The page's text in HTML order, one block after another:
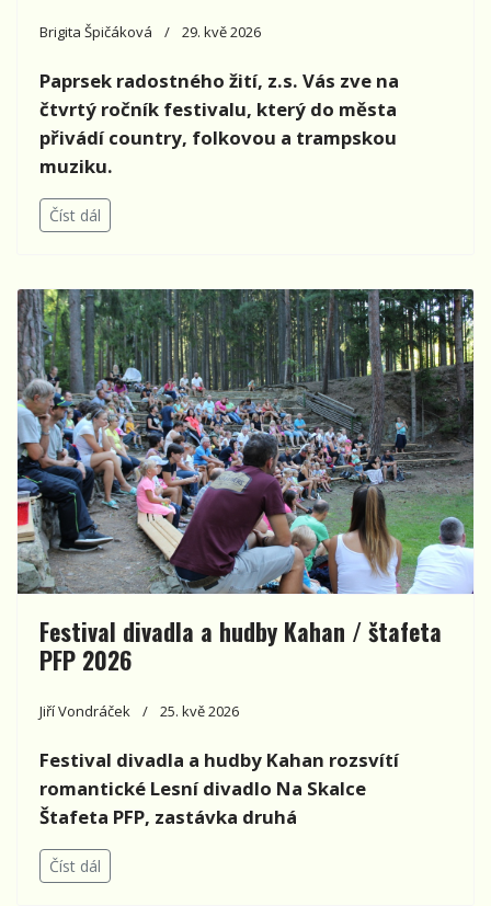
Brigita Špičáková 29. kvě 2026
Paprsek radostného žití, z.s. Vás zve na
čtvrtý ročník festivalu, který do města
přivádí country, folkovou a trampskou
muziku.
Číst dál
Festival divadla a hudby Kahan / štafeta
PFP 2026
Jiří Vondráček 25. kvě 2026
Festival divadla a hudby Kahan rozsvítí
romantické Lesní divadlo Na Skalce
Štafeta PFP, zastávka druhá
Číst dál